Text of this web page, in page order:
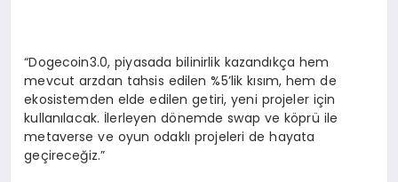
“Dogecoin3.0, piyasada bilinirlik kazandıkça hem
mevcut arzdan tahsis edilen %5’lik kısım, hem de
ekosistemden elde edilen getiri, yeni projeler için
kullanılacak. İlerleyen dönemde swap ve köprü ile
metaverse ve oyun odaklı projeleri de hayata
geçireceğiz.”